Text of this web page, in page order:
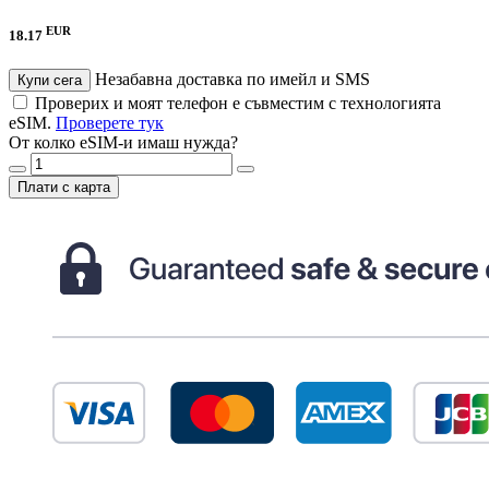
18.17 EUR
Купи сега
Незабавна доставка по имейл и SMS
Проверих и моят телефон е съвместим с технологията
eSIM. Проверете тук
От колко eSIM-и имаш нужда?
Плати с карта